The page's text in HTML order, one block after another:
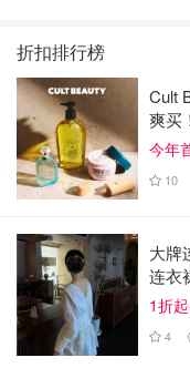
折扣排行榜
Cult
爽买
今年
10
大牌
连衣
1折
4